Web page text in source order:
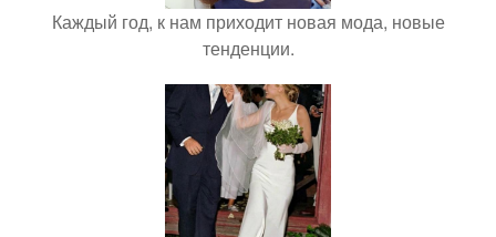
Каждый год, к нам приходит новая мода, новые
тенденции.